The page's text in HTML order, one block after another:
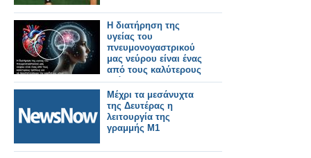
Η διατήρηση της
υγείας του
πνευμονογαστρικού
μας νεύρου είναι ένας
από τους καλύτερους
τρόπους για να
προστατεύσουμε την
καρδιά μας μέχρι τα
90 μας χρόνια.
Μέχρι τα μεσάνυχτα
της Δευτέρας η
λειτουργία της
γραμμής Μ1